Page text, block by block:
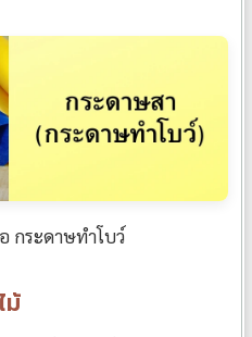
กระดาษทำโบว์
ม้